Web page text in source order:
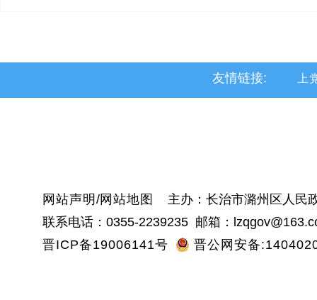
友情链接: 上
网站声明 /网站地图
主办：长治市潞州区人民
联系电话：0355-2239235 邮箱：
晋ICP备19006141号
晋公网安备